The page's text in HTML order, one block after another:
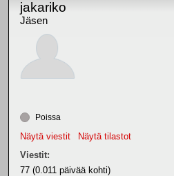
jakariko
Jäsen
Poissa
Näytä viestit
Näytä tilastot
Viestit:
77 (0.011 päivää kohti)